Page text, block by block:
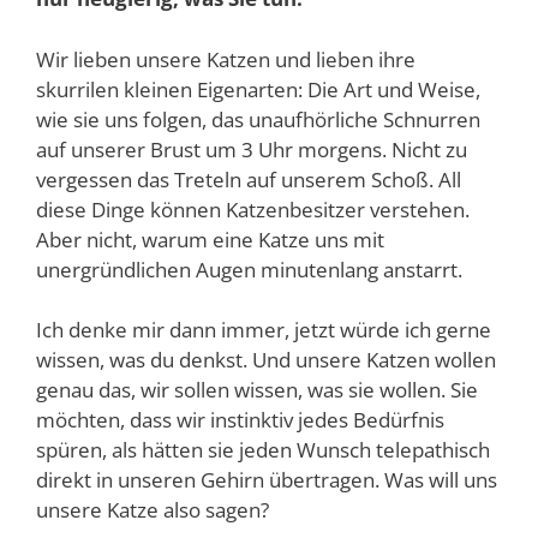
Wir lieben unsere Katzen und lieben ihre
skurrilen kleinen Eigenarten: Die Art und Weise,
wie sie uns folgen, das unaufhörliche Schnurren
auf unserer Brust um 3 Uhr morgens. Nicht zu
vergessen das Treteln auf unserem Schoß. All
diese Dinge können Katzenbesitzer verstehen.
Aber nicht, warum eine Katze uns mit
unergründlichen Augen minutenlang anstarrt.
Ich denke mir dann immer, jetzt würde ich gerne
wissen, was du denkst. Und unsere Katzen wollen
genau das, wir sollen wissen, was sie wollen. Sie
möchten, dass wir instinktiv jedes Bedürfnis
spüren, als hätten sie jeden Wunsch telepathisch
direkt in unseren Gehirn übertragen. Was will uns
unsere Katze also sagen?